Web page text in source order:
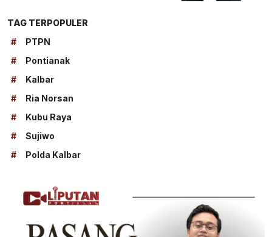
TAG TERPOPULER
#
PTPN
#
Pontianak
#
Kalbar
#
Ria Norsan
#
Kubu Raya
#
Sujiwo
#
Polda Kalbar